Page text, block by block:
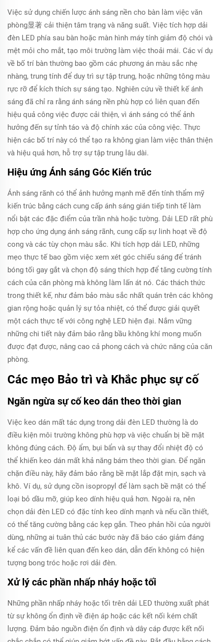
Việc sử dụng chiến lược ánh sáng nền cho bàn làm việc văn
phòng显著 cải thiện tâm trạng và năng suất. Việc tích hợp dải
đèn LED phía sau bàn hoặc màn hình máy tính giảm độ chói và
mệt mỏi cho mắt, tạo môi trường làm việc thoải mái. Các ví dụ
về bố trí bàn thường bao gồm các phương án màu sắc nhẹ
nhàng, trung tính để duy trì sự tập trung, hoặc những tông màu
rực rỡ để kích thích sự sáng tạo. Nghiên cứu về thiết kế ánh
sáng đã chỉ ra rằng ánh sáng nền phù hợp có liên quan đến
hiệu quả công việc được cải thiện, vì ánh sáng có thể ảnh
hưởng đến sự tỉnh táo và độ chính xác của công việc. Thực
hiện các bố trí này có thể tạo ra không gian làm việc thân thiện
và hiệu quả hơn, hỗ trợ sự tập trung lâu dài.
Hiệu ứng Ánh sáng Góc Kiến trúc
Ánh sáng rãnh có thể ảnh hưởng mạnh mẽ đến tính thẩm mỹ
kiến trúc bằng cách cung cấp ánh sáng gián tiếp tinh tế làm
nổi bật các đặc điểm của trần nhà hoặc tường. Dải LED rất phù
hợp cho ứng dụng ánh sáng rãnh, cung cấp sự linh hoạt về độ
cong và các tùy chọn màu sắc. Khi tích hợp dải LED, những
mẹo thực tế bao gồm việc xem xét góc chiếu sáng để tránh
bóng tối gay gắt và chọn độ sáng thích hợp để tăng cường tính
cách của căn phòng mà không làm lấn át nó. Các thách thức
trong thiết kế, như đảm bảo màu sắc nhất quán trên các không
gian rộng hoặc quản lý sự tỏa nhiệt, có thể được giải quyết
một cách thực tế với công nghệ LED hiện đại. Nắm vững
những chi tiết này đảm bảo rằng bầu không khí mong muốn
được đạt được, nâng cao cả phong cách và chức năng của căn
phòng.
Các mẹo Bảo trì và Khắc phục sự cố
Ngăn ngừa sự cố keo dán theo thời gian
Việc keo dán mất tác dụng trong dải đèn LED thường là do
điều kiện môi trường không phù hợp và việc chuẩn bị bề mặt
không đúng cách. Độ ẩm, bụi bẩn và sự thay đổi nhiệt độ có
thể khiến keo dán mất khả năng bám theo thời gian. Để ngăn
chặn điều này, hãy đảm bảo rằng bề mặt lắp đặt mịn, sạch và
khô. Ví dụ, sử dụng cồn isopropyl để làm sạch bề mặt có thể
loại bỏ dầu mỡ, giúp keo dính hiệu quả hơn. Ngoài ra, nên
chọn dải đèn LED có đặc tính keo dính mạnh và nếu cần thiết,
có thể tăng cường bằng các kẹp gắn. Theo phản hồi của người
dùng, những ai tuân thủ các bước này đã báo cáo giảm đáng
kể các vấn đề liên quan đến keo dán, dẫn đến không có hiện
tượng bong tróc hoặc rơi dải đèn.
Xử lý các phần nhấp nháy hoặc tối
Những phần nhấp nháy hoặc tối trên dải LED thường xuất phát
từ sự không ổn định về điện áp hoặc các kết nối kém chất
lượng. Đảm bảo nguồn điện ổn định và dây cáp được kết nối